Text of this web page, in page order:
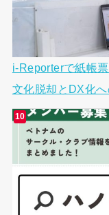
i-Reporterで紙帳
文化脱却とDX化